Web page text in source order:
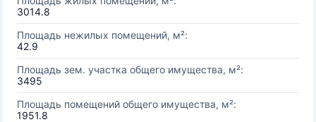
3014.8
Площадь нежилых помещений, м²:
42.9
Площадь зем. участка общего имущества, м²:
3495
Площадь помещений общего имущества, м²:
1951.8